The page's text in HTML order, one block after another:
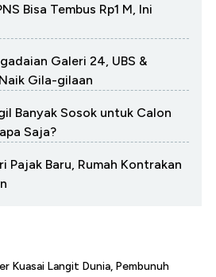
Bisa Tembus Rp1 M, Ini
Galeri 24, UBS &
Gila-gilaan
Banyak Sosok untuk Calon
Saja?
Pajak Baru, Rumah Kontrakan
Kuasai Langit Dunia, Pembunuh